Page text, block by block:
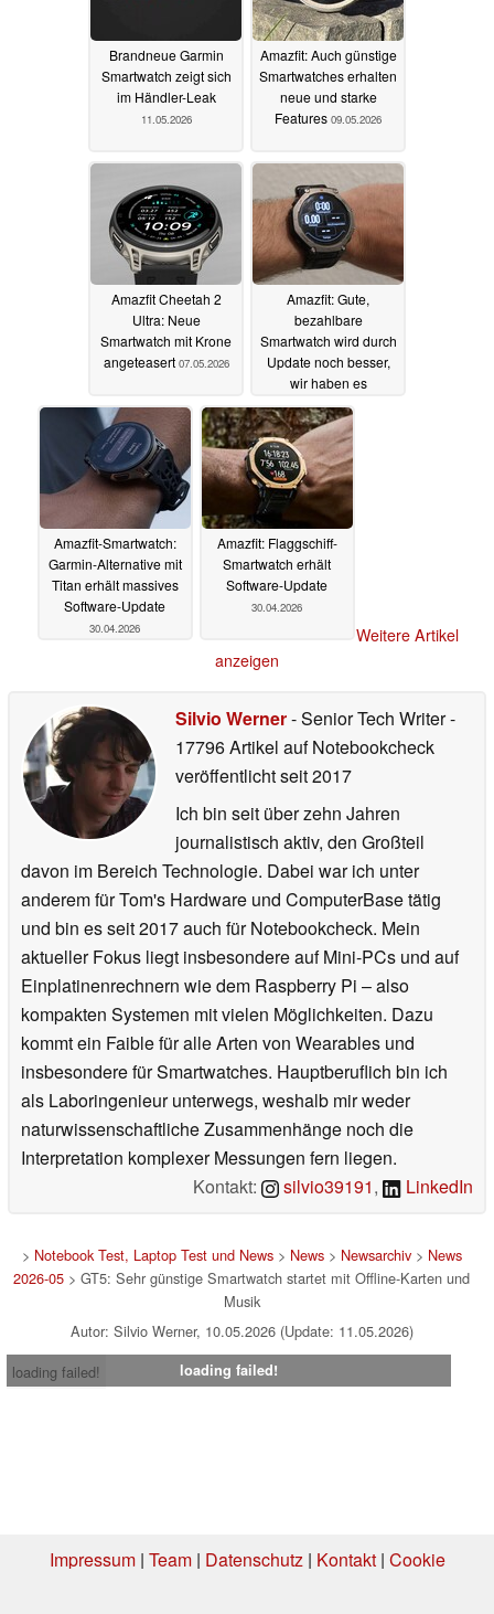
Brandneue Garmin
Smartwatch zeigt sich
im Händler-Leak
11.05.2026
Amazfit: Auch günstige
Smartwatches erhalten
neue und starke
Features 09.05.2026
Amazfit Cheetah 2
Ultra: Neue
Smartwatch mit Krone
angeteasert 07.05.2026
Amazfit: Gute,
bezahlbare
Smartwatch wird durch
Update noch besser,
wir haben es
angeschaut03.05.2026
Amazfit-Smartwatch:
Garmin-Alternative mit
Titan erhält massives
Software-Update
30.04.2026
Amazfit: Flaggschiff-
Smartwatch erhält
Software-Update
30.04.2026
Weitere Artikel
anzeigen
Silvio Werner- Senior Tech Writer-
17796 Artikel auf Notebookcheck
veröffentlichtseit 2017
Ich bin seit über zehn Jahren
journalistisch aktiv, den Großteil
davon im Bereich Technologie. Dabei war ich unter
anderem für Tom's Hardware und ComputerBase tätig
und bin es seit 2017 auch für Notebookcheck. Mein
aktueller Fokus liegt insbesondere auf Mini-PCs und auf
Einplatinenrechnern wie dem Raspberry Pi – also
kompakten Systemen mit vielen Möglichkeiten. Dazu
kommt ein Faible für alle Arten von Wearables und
insbesondere für Smartwatches. Hauptberuflich bin ich
als Laboringenieur unterwegs, weshalb mir weder
naturwissenschaftliche Zusammenhänge noch die
Interpretation komplexer Messungen fern liegen.
Kontakt:
silvio39191, LinkedIn
> Notebook Test, Laptop Test und News> News> Newsarchiv> News
2026-05 > GT5: Sehr günstige Smartwatch startet mit Offline-Karten und
Musik
Autor: Silvio Werner, 10.05.2026 (Update: 11.05.2026)
loading failed!
loading failed!
Impressum| Team| Datenschutz| Kontakt| Cookie